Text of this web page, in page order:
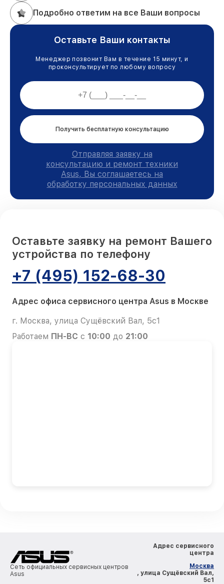
Подробно ответим на все Ваши вопросы
Оставьте Ваши контакты
Менеджер позвонит Вам в течение 15 минут, и
проконсультирует по любому вопросу
Получить бесплатную консультацию
Отправляя заявку на
консультацию и ремонт техники
Asus, Вы соглашаетесь на
обработку персональных данных
Оставьте заявку на ремонт Вашего
устройства по телефону
+7 (495) 152-68-30
Адрес офиса сервисного центра Asus в Москве
г. Москва, улица Сущёвский Вал, 5с1
Работаем ПН-ВС с 10:00 до 21:00
Сеть официальных сервисных центров
Asus
Адрес сервисного
центра
Москва
, улица Сущёвский Вал,
5с1